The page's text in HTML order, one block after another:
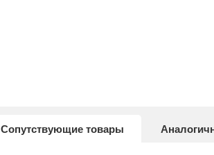
Сопутствующие товары